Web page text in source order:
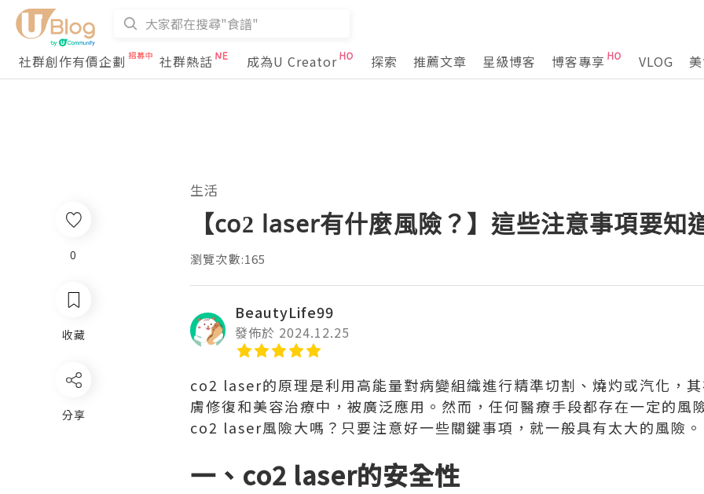
社群創作有價企劃 社群熱話 成為U Creator 探索 推薦文章 星級博客 博客專享 VLOG
生活
【co2 laser有什麼風險？】這些注意事項要知
瀏覽次數:165
BeautyLife99
發佈於 2024.12.25
co2 laser的原理是利用高能量對病變組織進行精準切割、燒灼或汽化，
膚修復和美容治療中，被廣泛應用。然而，任何醫療手段都存在一定的風
co2 laser風險大嗎？只要注意好一些關鍵事項，就一般具有太大的風險。
一、co2 laser的安全性
0
收藏
分享